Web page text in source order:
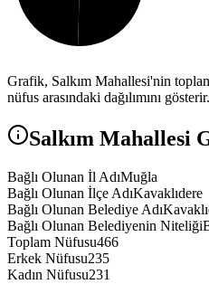
Grafik, Salkım Mahallesi'nin
nüfus arasındaki dağılımını gösterir.
Salkım Mahallesi
Bağlı Olunan İl AdıMuğla
Bağlı Olunan İlçe AdıKavaklıdere
Bağlı Olunan Belediye Adı
Bağlı Olunan Belediyenin Niteliği
Toplam Nüfusu466
Erkek Nüfusu235
Kadın Nüfusu231